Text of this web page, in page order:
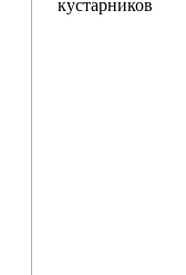
кустарников